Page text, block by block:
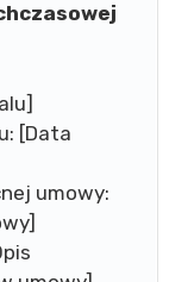
[Data
umowy: